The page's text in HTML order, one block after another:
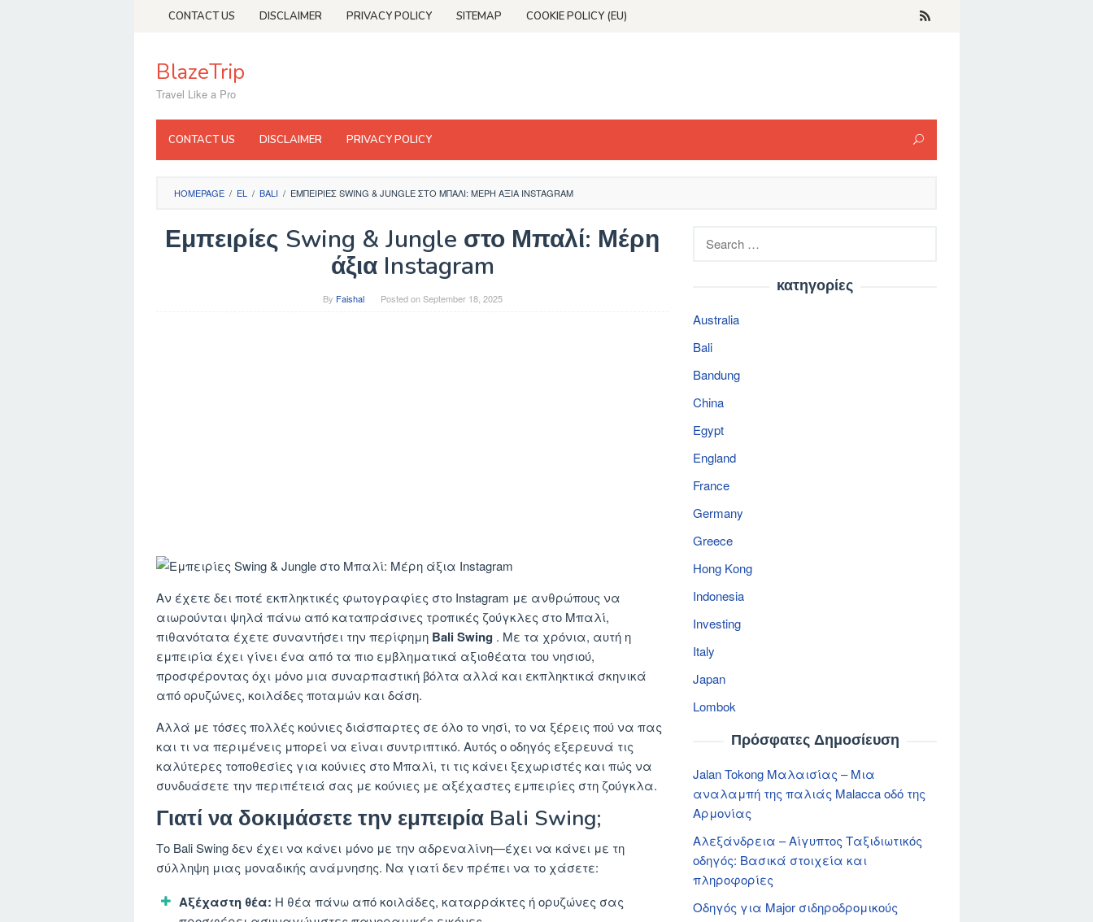
CONTACT US DISCLAIMER PRIVACY POLICY SITEMAP COOKIE POLICY (EU)
BlazeTrip
Travel Like a Pro
CONTACT US DISCLAIMER PRIVACY POLICY
HOMEPAGE / EL / BALI / ΕΜΠΕΙΡΊΕΣ SWING & JUNGLE ΣΤΟ ΜΠΑΛΊ: ΜΈΡΗ ΆΞΙΑ INSTAGRAM
Εμπειρίες Swing & Jungle στο Μπαλί: Μέρη
άξια Instagram
By Faishal Posted onSeptember 18, 2025
Αν έχετε δει ποτέ εκπληκτικές φωτογραφίες στο Instagram με ανθρώπους να
αιωρούνται ψηλά πάνω από καταπράσινες τροπικές ζούγκλες στο Μπαλί,
πιθανότατα έχετε συναντήσει την περίφημη Bali Swing . Με τα χρόνια, αυτή η
εμπειρία έχει γίνει ένα από τα πιο εμβληματικά αξιοθέατα του νησιού,
προσφέροντας όχι μόνο μια συναρπαστική βόλτα αλλά και εκπληκτικά σκηνικά
από ορυζώνες, κοιλάδες ποταμών και δάση.
Αλλά με τόσες πολλές κούνιες διάσπαρτες σε όλο το νησί, το να ξέρεις πού να πας
και τι να περιμένεις μπορεί να είναι συντριπτικό. Αυτός ο οδηγός εξερευνά τις
καλύτερες τοποθεσίες για κούνιες στο Μπαλί, τι τις κάνει ξεχωριστές και πώς να
συνδυάσετε την περιπέτειά σας με κούνιες με αξέχαστες εμπειρίες στη ζούγκλα.
Γιατί να δοκιμάσετε την εμπειρία Bali Swing;
Το Bali Swing δεν έχει να κάνει μόνο με την αδρεναλίνη—έχει να κάνει με τη
σύλληψη μιας μοναδικής ανάμνησης. Να γιατί δεν πρέπει να το χάσετε:
Αξέχαστη θέα: Η θέα πάνω από κοιλάδες, καταρράκτες ή ορυζώνες σας
κατηγορίες
Australia
Bali
Bandung
China
Egypt
England
France
Germany
Greece
Hong Kong
Indonesia
Investing
Italy
Japan
Lombok
Πρόσφατες Δημοσίευση
Jalan Tokong Μαλαισίας – Μια
αναλαμπή της παλιάς Malacca οδό της
Αρμονίας
Αλεξάνδρεια – Αίγυπτος Ταξιδιωτικός
οδηγός: Βασικά στοιχεία και
πληροφορίες
Οδηγός για Major σιδηροδρομικούς